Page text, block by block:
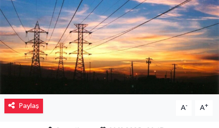
Paylaş A- A+
Müzik
Piyasa
Resmi İlanlar